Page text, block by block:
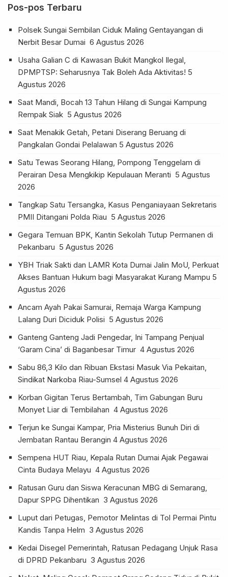
Pos-pos Terbaru
Polsek Sungai Sembilan Ciduk Maling Gentayangan di
Nerbit Besar Dumai 6 Agustus 2026
Usaha Galian C di Kawasan Bukit Mangkol Ilegal,
DPMPTSP: Seharusnya Tak Boleh Ada Aktivitas! 5
Agustus 2026
Saat Mandi, Bocah 13 Tahun Hilang di Sungai Kampung
Rempak Siak 5 Agustus 2026
Saat Menakik Getah, Petani Diserang Beruang di
Pangkalan Gondai Pelalawan 5 Agustus 2026
Satu Tewas Seorang Hilang, Pompong Tenggelam di
Perairan Desa Mengkikip Kepulauan Meranti 5 Agustus
2026
Tangkap Satu Tersangka, Kasus Penganiayaan Sekretaris
PMII Ditangani Polda Riau 5 Agustus 2026
Gegara Temuan BPK, Kantin Sekolah Tutup Permanen di
Pekanbaru 5 Agustus 2026
YBH Triak Sakti dan LAMR Kota Dumai Jalin MoU, Perkuat
Akses Bantuan Hukum bagi Masyarakat Kurang Mampu 5
Agustus 2026
Ancam Ayah Pakai Samurai, Remaja Warga Kampung
Lalang Duri Diciduk Polisi 5 Agustus 2026
Ganteng Ganteng Jadi Pengedar, Ini Tampang Penjual
‘Garam Cina’ di Baganbesar Timur 4 Agustus 2026
Sabu 86,3 Kilo dan Ribuan Ekstasi Masuk Via Pekaitan,
Sindikat Narkoba Riau-Sumsel 4 Agustus 2026
Korban Gigitan Terus Bertambah, Tim Gabungan Buru
Monyet Liar di Tembilahan 4 Agustus 2026
Terjun ke Sungai Kampar, Pria Misterius Bunuh Diri di
Jembatan Rantau Berangin 4 Agustus 2026
Sempena HUT Riau, Kepala Rutan Dumai Ajak Pegawai
Cinta Budaya Melayu 4 Agustus 2026
Ratusan Guru dan Siswa Keracunan MBG di Semarang,
Dapur SPPG Dihentikan 3 Agustus 2026
Luput dari Petugas, Pemotor Melintas di Tol Permai Pintu
Kandis Tanpa Helm 3 Agustus 2026
Kedai Disegel Pemerintah, Ratusan Pedagang Unjuk Rasa
di DPRD Pekanbaru 3 Agustus 2026